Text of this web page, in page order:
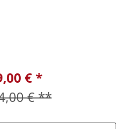
€ *
€ **